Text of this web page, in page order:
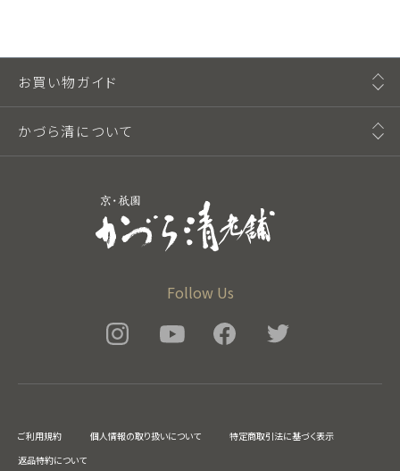
Follow Us
お買い物ガイド
かづら清について
ご利用規約 個人情報の取り扱いについて
特定商取引法に基づく表示
返品特約について